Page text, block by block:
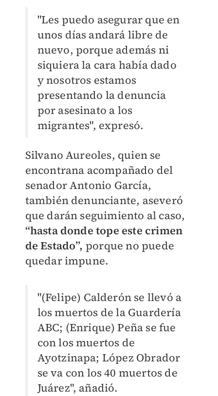
"Les puedo asegurar que en
unos días andará libre de
nuevo, porque además ni
siquiera la cara había dado
y nosotros estamos
presentando la denuncia
por asesinato a los
migrantes", expresó.
Silvano Aureoles, quien se
encontrana acompañado del
senador Antonio García,
también denunciante, aseveró
que darán seguimiento al caso,
“hasta donde tope este crimen
de Estado”, porque no puede
quedar impune.
"(Felipe) Calderón se llevó a
los muertos de la Guardería
ABC; (Enrique) Peña se fue
con los muertos de
Ayotzinapa; López Obrador
se va con los 40 muertos de
Juárez", añadió.